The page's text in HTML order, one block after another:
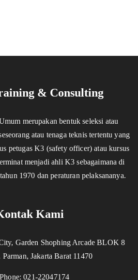
& Consulting
merupakan bentuk seleksi atau
atau tenaga teknis tertentu yang
petugas K3 (safety officer) atau kursus
menjadi ahli K3 sebagaimana di
1970 dan peraturan pelaksananya.
Kami
Garden Shophing Arcade BLOK 8
Jakarta Barat 11470
021-22047174